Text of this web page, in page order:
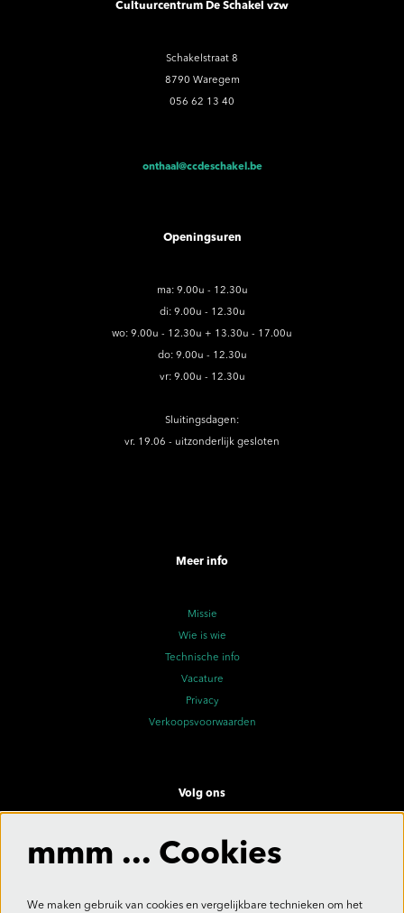
Cultuurcentrum De Schakel vzw
Schakelstraat 8
8790 Waregem
056 62 13 40
onthaal@ccdeschakel.be
Openingsuren
ma: 9.00u - 12.30u
di: 9.00u - 12.30u
wo: 9.00u - 12.30u + 13.30u - 17.00u
do: 9.00u - 12.30u
vr: 9.00u - 12.30u
Sluitingsdagen:
vr. 19.06 - uitzonderlijk gesloten
Meer info
Missie
Wie is wie
Technische info
Vacature
Privacy
Verkoopsvoorwaarden
Volg ons
mmm ... Cookies
We maken gebruik van cookies en vergelijkbare technieken om het